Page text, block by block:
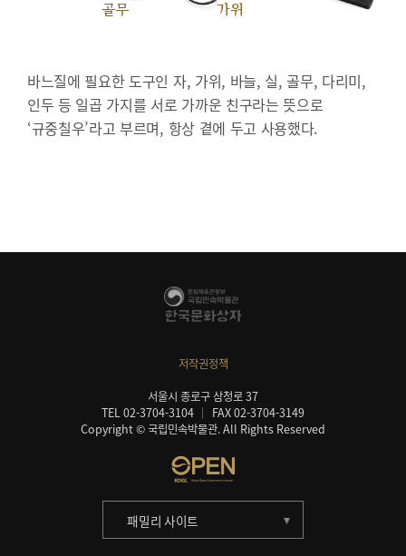
골무
가위
바느질에 필요한 도구인 자, 가위, 바늘, 실, 골무, 다리미,
인두 등 일곱 가지를 서로 가까운 친구라는 뜻으로
‘규중칠우’라고 부르며, 항상 곁에 두고 사용했다.
저작권정책
서울시 종로구 삼청로 37
TEL 02-3704-3104
FAX 02-3704-3149
Copyright © 국립민속박물관. All Rights Reserved
패밀리 사이트